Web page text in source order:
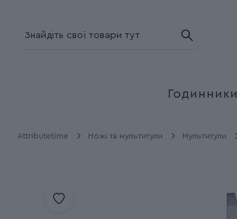
Годинники
Attributetime Ножі та мультитули Мультитули